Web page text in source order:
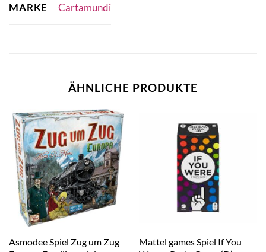
MARKE Cartamundi
ÄHNLICHE PRODUKTE
Asmodee Spiel Zug um Zug
Mattel games Spiel If You